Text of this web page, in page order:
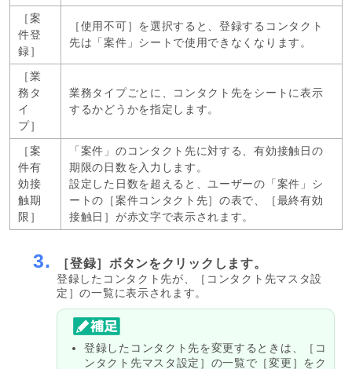
［案
件登
録］
［使用不可］を選択すると、登録するコンタクト
先は「案件」シートで使用できなくなります。
［業
務タ
イ
プ］
業務タイプごとに、コンタクト先をシートに表示
するかどうかを指定します。
［案
件有
効接
触期
限］
「案件」のコンタクト先に対する、有効接触日の
期限の日数を入力します。
設定した日数を超えると、ユーザーの「案件」シ
ートの［案件コンタクト先］の表で、［最終有効
接触日］が赤文字で表示されます。
3. ［登録］ボタンをクリックします。
登録したコンタクト先が、［コンタクト先マスタ設
定］の一覧に表示されます。
登録したコンタクト先を変更するときは、［コ
ンタクト先マスタ設定］の一覧で［変更］をク